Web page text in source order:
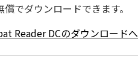
でダウンロードできます。
Reader DCのダウンロードへ